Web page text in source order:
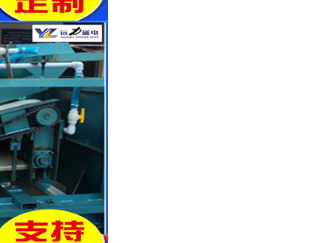
磁滚筒